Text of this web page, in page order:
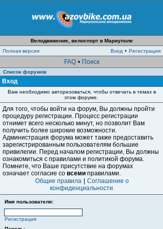
Велодвижение, велоспорт в Мариуполе
Полная версия
Вход • Регистрация
FAQ • Поиск
Список форумов
Вход
Вам необходимо авторизоваться, чтобы отвечать в темах в
этом форуме.
Для того, чтобы войти на форум, Вы должны пройти
процедуру регистрации. Процесс регистрации
отнимет всего несколько минут, но позволит Вам
получить более широкие возможности.
Администрация форума может также предоставить
зарегистрированным пользователям большие
привилегии. Перед началом регистрации, Вы должны
ознакомиться с правилами и политикой форума.
Помните, что Ваше присутствие на форумах
означает согласие со всеми правилами.
Общие правила
Соглашение о
конфиденциальности
Имя пользователя:
Регистрация